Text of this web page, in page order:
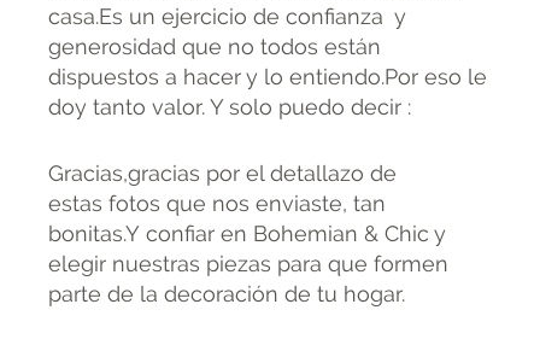
casa.Es un ejercicio de confianza y
generosidad que no todos están
dispuestos a hacer y lo entiendo.Por eso le
doy tanto valor. Y solo puedo decir :
Gracias,gracias por el detallazo de
estas fotos que nos enviaste, tan
bonitas.Y confiar en Bohemian & Chic y
elegir nuestras piezas para que formen
parte de la decoración de tu hogar.